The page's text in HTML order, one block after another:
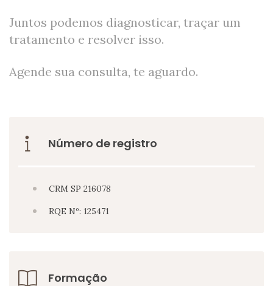
Juntos podemos diagnosticar, traçar um
tratamento e resolver isso.
Agende sua consulta, te aguardo.
Número de registro
CRM SP 216078
RQE Nº: 125471
Formação